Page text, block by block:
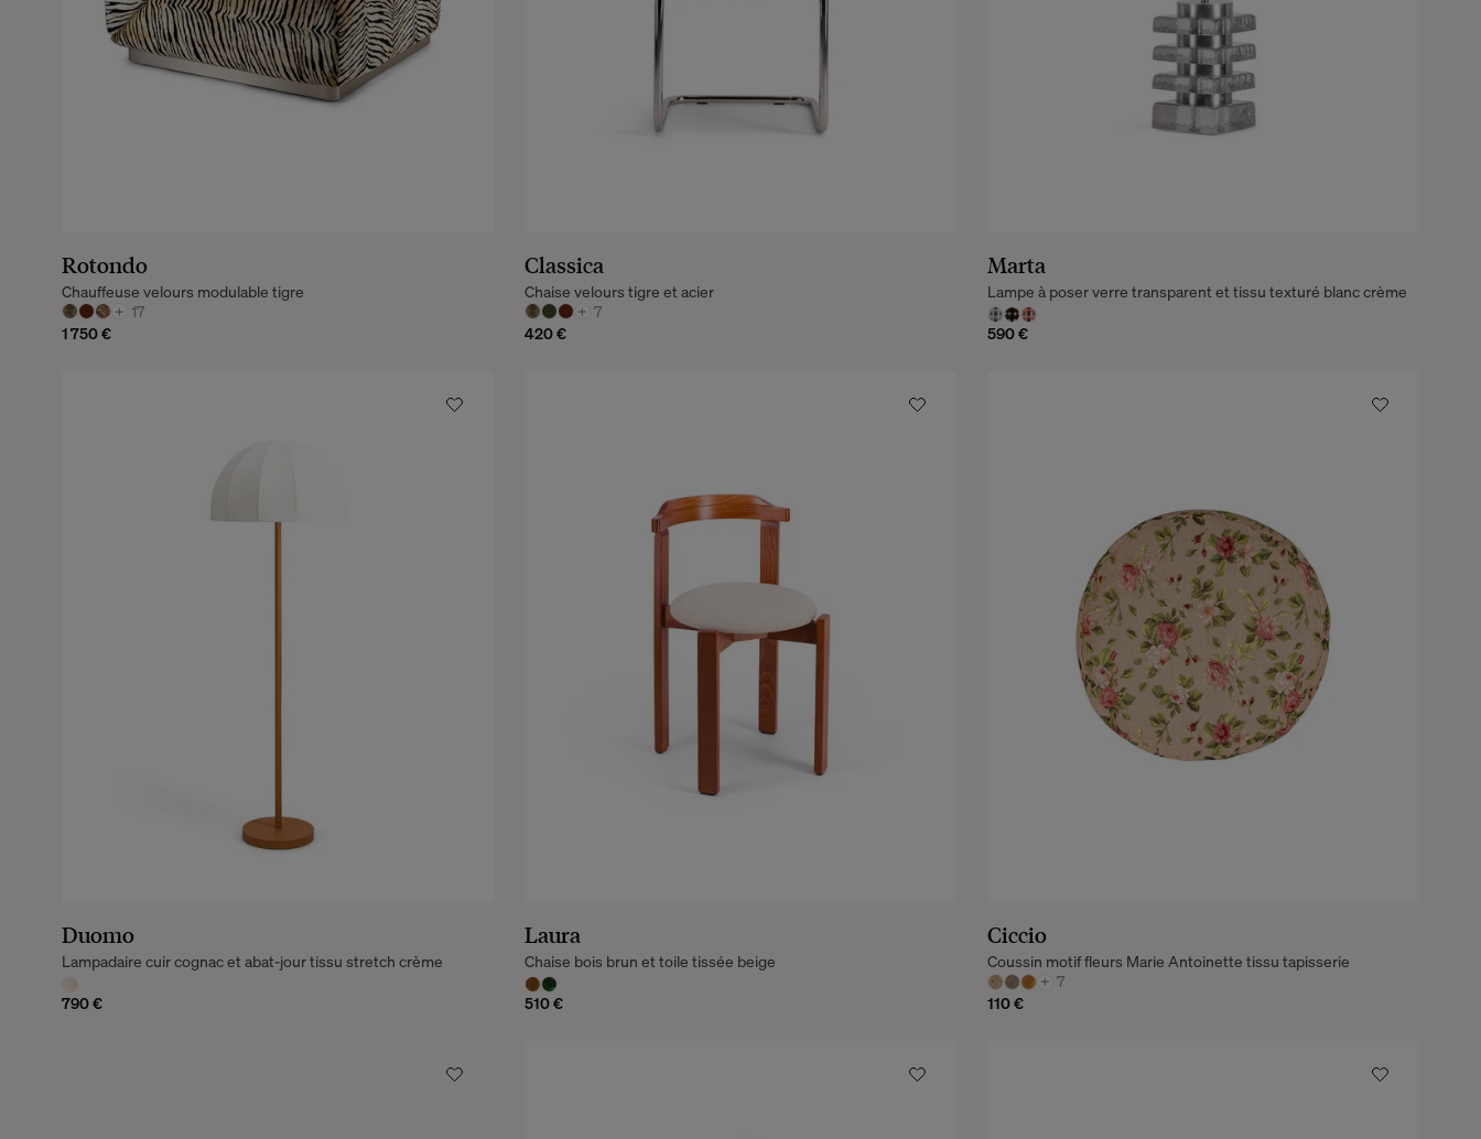
Rotondo
+ 17
1 750 €
Chauffeuse velours modulable tigre
Classica
+ 7
420 €
Chaise velours tigre et acier
Marta
590 €
Lampe à poser verre transparent et tissu texturé blanc crème
Duomo
790 €
Lampadaire cuir cognac et abat-jour tissu stretch crème
Laura
510 €
Chaise bois brun et toile tissée beige
Ciccio
+ 7
110 €
Coussin motif fleurs Marie Antoinette tissu tapisserie